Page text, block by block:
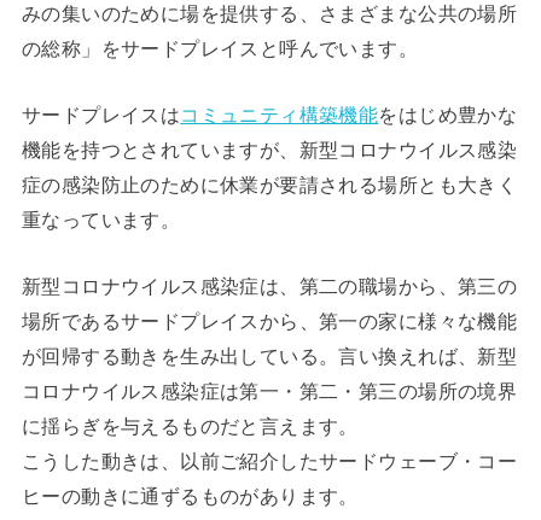
みの集いのために場を提供する、さまざまな公共の場所
の総称」をサードプレイスと呼んでいます。
サードプレイスはコミュニティ構築機能をはじめ豊かな
機能を持つとされていますが、新型コロナウイルス感染
症の感染防止のために休業が要請される場所とも大きく
重なっています。
新型コロナウイルス感染症は、第二の職場から、第三の
場所であるサードプレイスから、第一の家に様々な機能
が回帰する動きを生み出している。言い換えれば、新型
コロナウイルス感染症は第一・第二・第三の場所の境界
に揺らぎを与えるものだと言えます。
こうした動きは、以前ご紹介したサードウェーブ・コー
ヒーの動きに通ずるものがあります。